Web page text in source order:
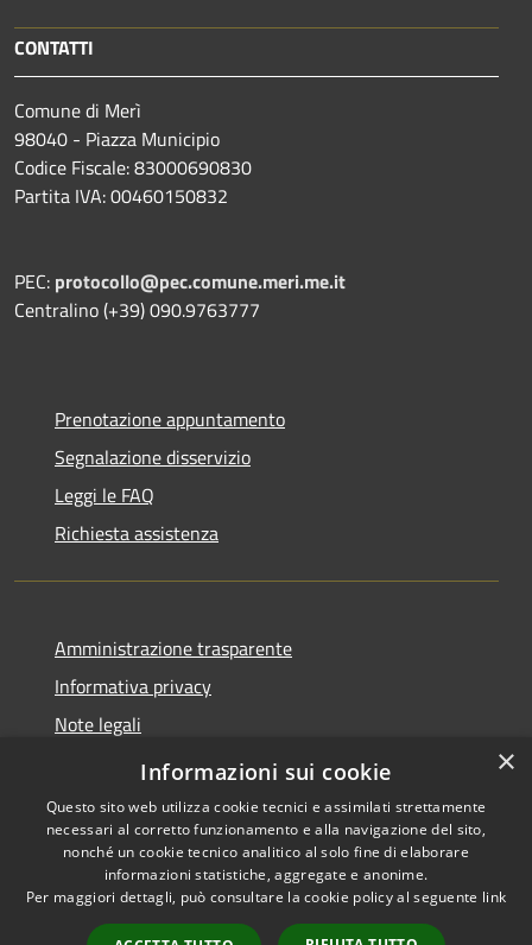
CONTATTI
Comune di Merì
98040 - Piazza Municipio
Codice Fiscale: 83000690830
Partita IVA: 00460150832
PEC: protocollo@pec.comune.meri.me.it
Centralino (+39) 090.9763777
Prenotazione appuntamento
Segnalazione disservizio
Leggi le FAQ
Richiesta assistenza
Amministrazione trasparente
Informativa privacy
Note legali
Dichiarazione di accessibilità
Accessibilità
Copyright © 2026 • Comune di
Merì • Powered by
Municipium• Accesso
×
Informazioni sui cookie
Questo sito web utilizza cookie tecnici e assimilati strettamente
necessari al corretto funzionamento e alla navigazione del sito,
nonché un cookie tecnico analitico al solo fine di elaborare
informazioni statistiche, aggregate e anonime.
Per maggiori dettagli, può consultare la cookie policy al seguente link